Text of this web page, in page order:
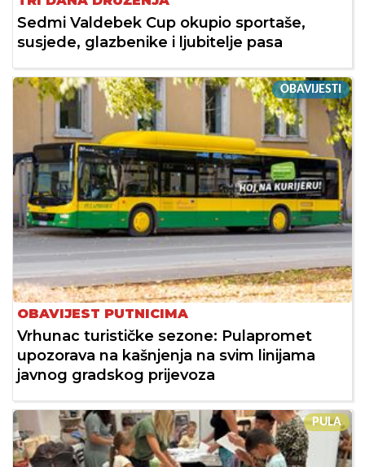
Sedmi Valdebek Cup okupio sportaše,
susjede, glazbenike i ljubitelje pasa
OBAVIJESTI
OBAVIJEST PUTNICIMA
Vrhunac turističke sezone: Pulapromet
upozorava na kašnjenja na svim linijama
javnog gradskog prijevoza
PULA